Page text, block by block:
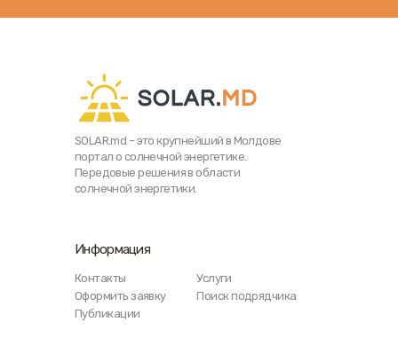
SOLAR.md – это крупнейший в Молдове
портал о солнечной энергетике.
Передовые решения в области
солнечной энергетики.
Информация
Контакты
Услуги
Оформить заявку
Поиск подрядчика
Публикации